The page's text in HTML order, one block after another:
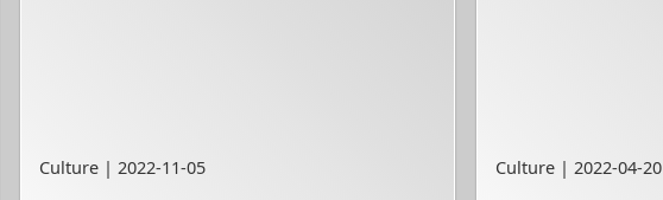
Culture | 2022-11-05 Culture | 2022-04-20